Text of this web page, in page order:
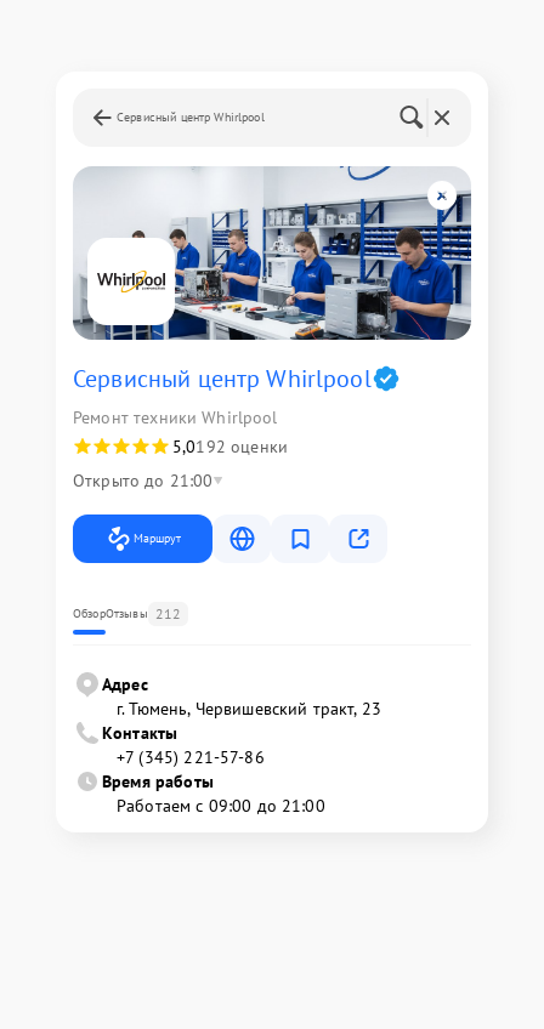
Сервисный центр Whirlpool
Сервисный центр Whirlpool
Ремонт техники Whirlpool
5,0192 оценки
Открыто до 21:00
Маршрут
ОбзорОтзывы 212
Адрес
г. Тюмень, ​Червишевский тракт, 23
Контакты
+7 (345) 221-57-86
Время работы
Работаем с 09:00 до 21:00